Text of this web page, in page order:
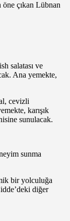
çıkan Lübnan
salatası ve
Ana yemekte,
cevizli
karışık
sunulacak.
sunma
bir yolculuğa
diğer